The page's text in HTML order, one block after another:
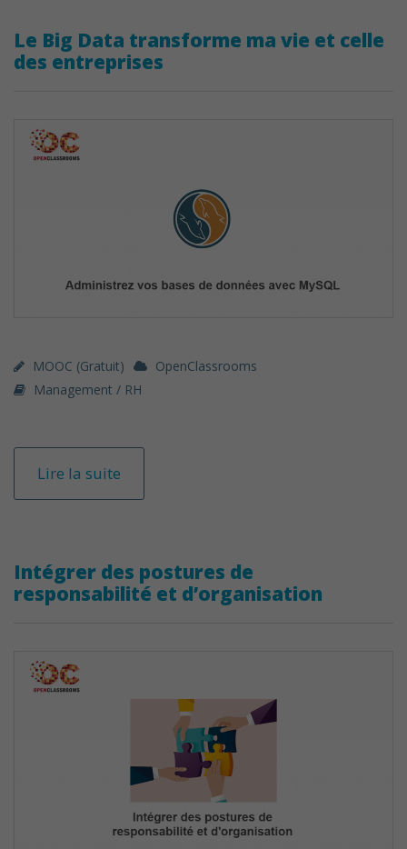
Le Big Data transforme ma vie et celle
des entreprises
MOOC (gratuit)
OpenClassrooms
Management / RH
Lire la suite
Intégrer des postures de
responsabilité et d’organisation